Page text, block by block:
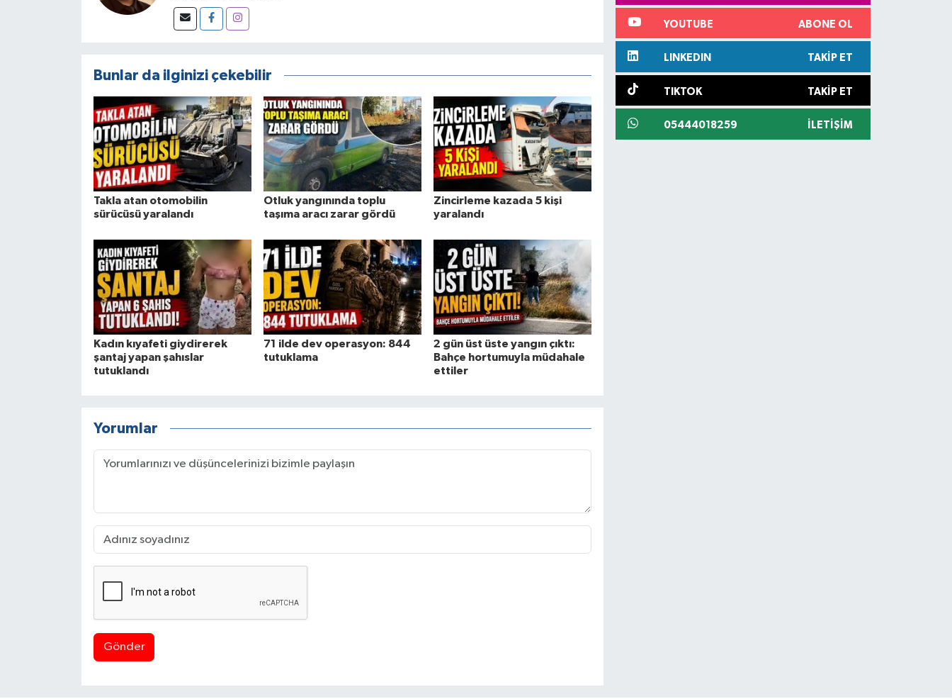
Bunlar da ilginizi çekebilir
Takla atan otomobilin
sürücüsü yaralandı
Otluk yangınında toplu
taşıma aracı zarar gördü
Zincirleme kazada 5 kişi
yaralandı
Kadın kıyafeti giydirerek
şantaj yapan şahıslar
tutuklandı
71 ilde dev operasyon: 844
tutuklama
2 gün üst üste yangın çıktı:
Bahçe hortumuyla müdahale
ettiler
Yorumlar
Gönder
YOUTUBE ABONE OL
LINKEDIN TAKIP ET
TIKTOK TAKIP ET
05444018259 İLETIŞIM